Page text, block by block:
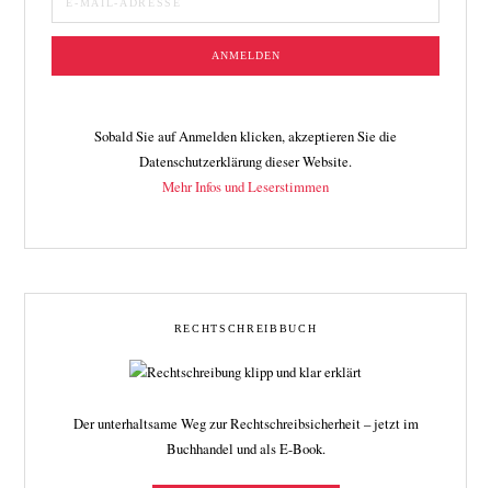
Sobald Sie auf Anmelden klicken, akzeptieren Sie die
Datenschutzerklärung dieser Website.
Mehr Infos und Leserstimmen
RECHTSCHREIBBUCH
Der unterhaltsame Weg zur Rechtschreibsicherheit – jetzt im
Buchhandel und als E-Book.